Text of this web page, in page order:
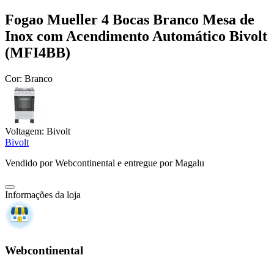
Fogao Mueller 4 Bocas Branco Mesa de
Inox com Acendimento Automático Bivolt
(MFI4BB)
Cor: Branco
Voltagem: Bivolt
Bivolt
Vendido porWebcontinental e entregue por Magalu
Informações da loja
Webcontinental